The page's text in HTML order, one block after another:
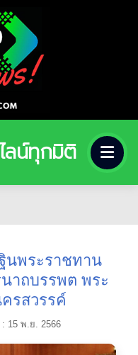
ลน์ทุกมิติ
นพระราชทาน
าถบรรพต พระ
รสวรรค์
15 พ.ย. 2566